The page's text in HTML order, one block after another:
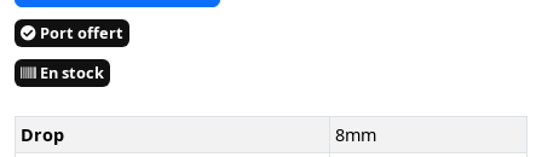
Port offert
En stock
Drop
8mm